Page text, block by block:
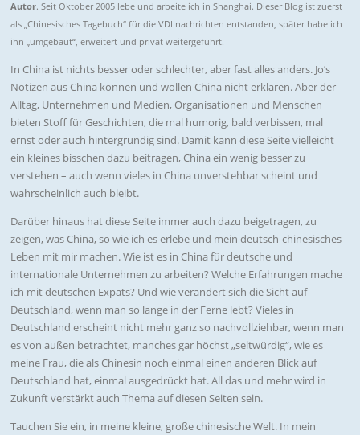
Autor. Seit Oktober 2005 lebe und arbeite ich in Shanghai. Dieser Blog ist zuerst
als „Chinesisches Tagebuch“ für die VDI nachrichten entstanden, später habe ich
ihn „umgebaut“, erweitert und privat weitergeführt.
In China ist nichts besser oder schlechter, aber fast alles anders. Jo’s
Notizen aus China können und wollen China nicht erklären. Aber der
Alltag, Unternehmen und Medien, Organisationen und Menschen
bieten Stoff für Geschichten, die mal humorig, bald verbissen, mal
ernst oder auch hintergründig sind. Damit kann diese Seite vielleicht
ein kleines bisschen dazu beitragen, China ein wenig besser zu
verstehen – auch wenn vieles in China unverstehbar scheint und
wahrscheinlich auch bleibt.
Darüber hinaus hat diese Seite immer auch dazu beigetragen, zu
zeigen, was China, so wie ich es erlebe und mein deutsch-chinesisches
Leben mit mir machen. Wie ist es in China für deutsche und
internationale Unternehmen zu arbeiten? Welche Erfahrungen mache
ich mit deutschen Expats? Und wie verändert sich die Sicht auf
Deutschland, wenn man so lange in der Ferne lebt? Vieles in
Deutschland erscheint nicht mehr ganz so nachvollziehbar, wenn man
es von außen betrachtet, manches gar höchst „seltwürdig“, wie es
meine Frau, die als Chinesin noch einmal einen anderen Blick auf
Deutschland hat, einmal ausgedrückt hat. All das und mehr wird in
Zukunft verstärkt auch Thema auf diesen Seiten sein.
Tauchen Sie ein, in meine kleine, große chinesische Welt. In mein